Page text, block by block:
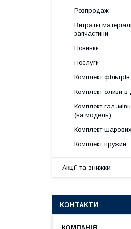
Розпродаж
Витратні
запчастини
Новинки
Послуги
Комплект фільтрів
Комплект оливи в
Комплект
(на модель)
Комплект
Комплект пружин
Акції та знижки
КОНТАКТИ